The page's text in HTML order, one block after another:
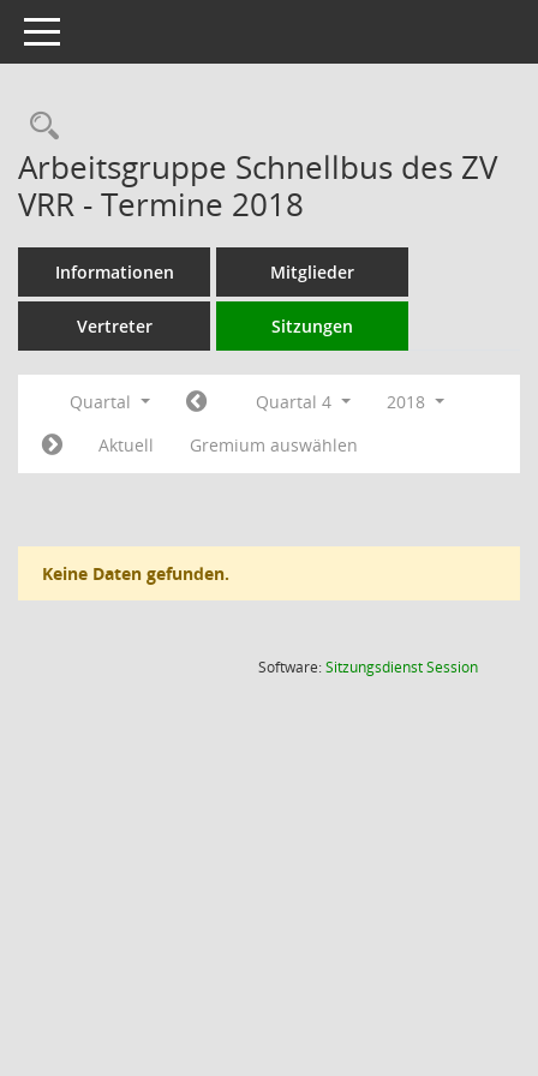
Toggle navigation
Rechercheauswahl
Arbeitsgruppe Schnellbus des ZV
VRR - Termine 2018
Informationen Mitglieder
Vertreter Sitzungen
Quartal Quartal 4
2018
Aktuell
Gremium auswählen
Keine Daten gefunden.
Software:SitzungsdienstSession(Wird in